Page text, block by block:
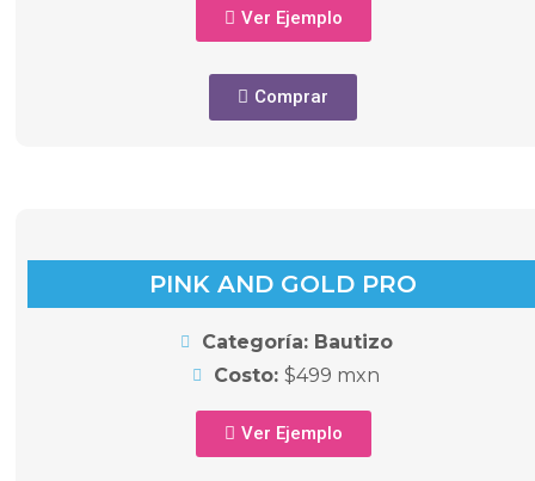
Ver Ejemplo
Comprar
PINK AND GOLD PRO
Categoría: Bautizo
Costo:$499 mxn
Ver Ejemplo